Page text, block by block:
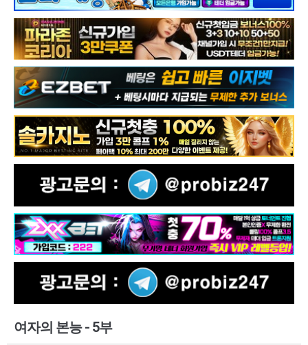
여자의 본능 - 5부